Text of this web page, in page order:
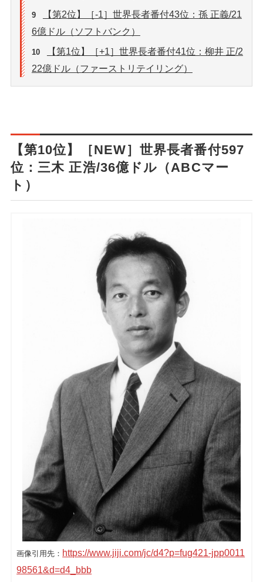
9
【第2位】［-1］世界長者番付43位：孫 正義/21
6億ドル（ソフトバンク）
10
【第1位】［+1］世界長者番付41位：柳井 正/2
22億ドル（ファーストリテイリング）
【第10位】［NEW］世界長者番付597
位：三木 正浩/36億ドル（ABCマー
ト）
画像引用先： https://www.jiji.com/jc/d4?p=fug421-jpp0011
98561&d=d4_bbb